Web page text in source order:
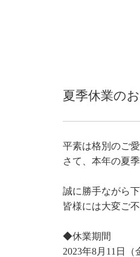
夏季休業の
平素は格別のご
さて、本年の夏
誠に勝手ながら
皆様には大変ご
◆休業期間
2023年8月11日（